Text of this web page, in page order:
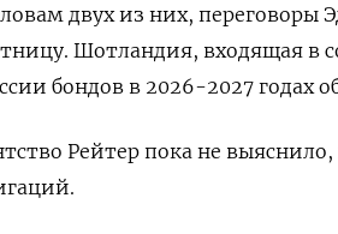
двух из них, переговоры
Шотландия, входящая в
бондов в ​2026-2027 ​годах
Рейтер пока ​не